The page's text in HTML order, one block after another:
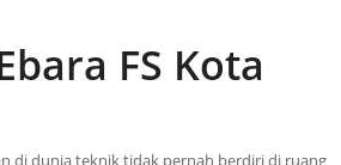
FS Kota
di dunia teknik tidak pernah berdiri di ruang